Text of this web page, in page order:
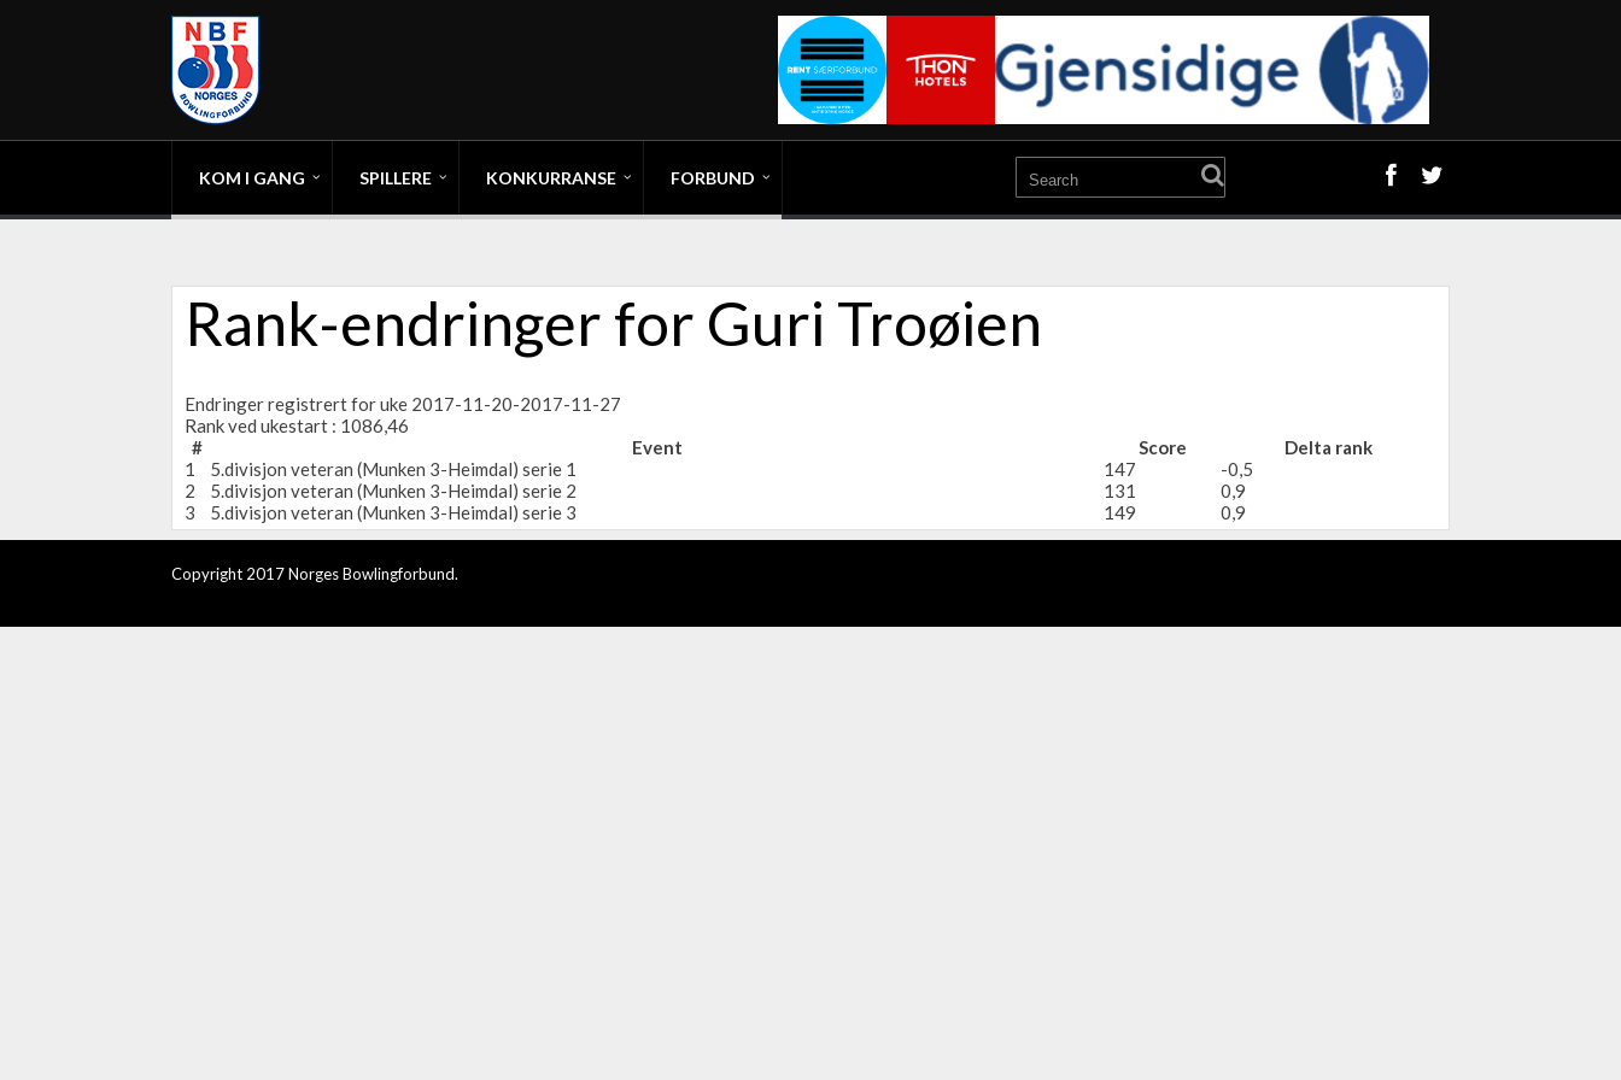
KOM I GANG SPILLERE KONKURRANSE FORBUND
Rank-endringer for Guri Troøien
Endringer registrert for uke 2017-11-20-2017-11-27
Rank ved ukestart : 1086,46
#
Event Score
Delta rank
1
5.divisjon veteran (Munken 3-Heimdal) serie 1 147
-0,5
2
5.divisjon veteran (Munken 3-Heimdal) serie 2 131
0,9
3
5.divisjon veteran (Munken 3-Heimdal) serie 3 149 0,9
Copyright 2017 Norges Bowlingforbund.